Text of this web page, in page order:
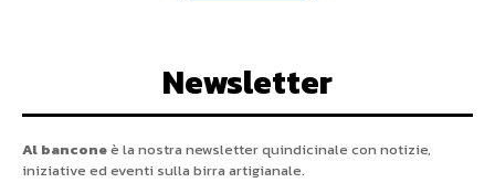
Newsletter
Al banconeè la nostra newsletter quindicinale con notizie,
iniziative ed eventi sulla birra artigianale.